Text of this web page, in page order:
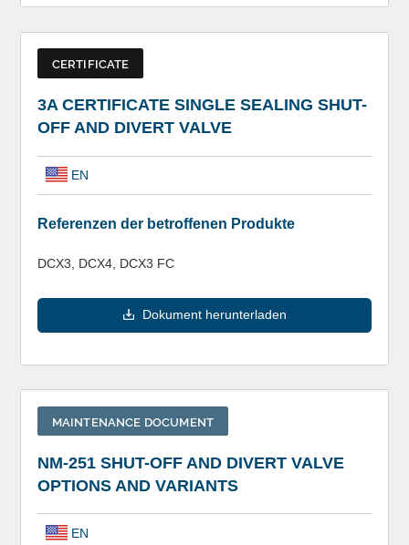
CERTIFICATE
3A CERTIFICATE SINGLE SEALING SHUT-
OFF AND DIVERT VALVE
EN
Referenzen der betroffenen Produkte
DCX3, DCX4, DCX3 FC
Dokument herunterladen
MAINTENANCE DOCUMENT
NM-251 SHUT-OFF AND DIVERT VALVE
OPTIONS AND VARIANTS
EN